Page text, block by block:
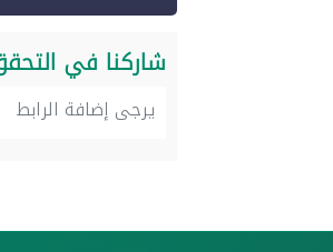
شاركنا في